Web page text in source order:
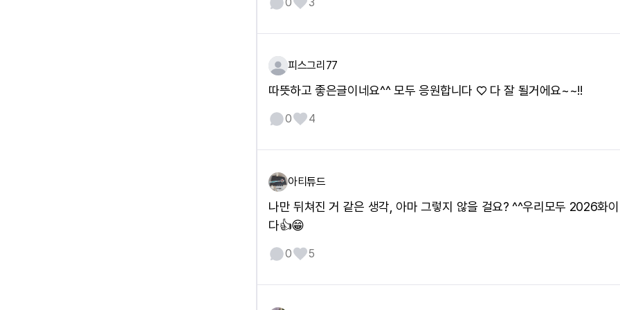
피스그리77
따뜻하고 좋은글이네요^^ 모두 응원합니다 ♡ 다 잘 될거에요~~!!
0 4
아티튜드
나만 뒤쳐진 거 같은 생각, 아마 그렇지 않을 걸요? ^^우리모두 2026화
다👍😁
0 5